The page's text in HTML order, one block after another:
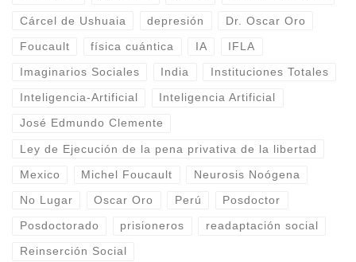
Cárcel de Ushuaia depresión Dr. Oscar Oro
Foucault física cuántica IA IFLA
Imaginarios Sociales India Instituciones Totales
Inteligencia-Artificial Inteligencia Artificial
José Edmundo Clemente
Ley de Ejecución de la pena privativa de la libertad
Mexico Michel Foucault Neurosis Noógena
No Lugar Oscar Oro Perú Posdoctor
Posdoctorado prisioneros readaptación social
Reinserción Social